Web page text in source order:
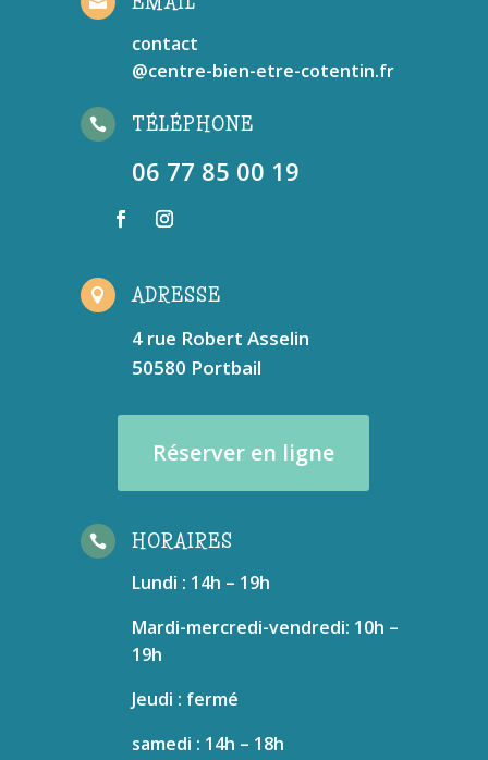
contact
@centre-bien-etre-cotentin.fr
 TÉLÉPHONE
06 77 85 00 19
 ADRESSE
4 rue Robert Asselin
50580 Portbail
Réserver en ligne
 HORAIRES
Lundi : 14h – 19h
Mardi-mercredi-vendredi: 10h –
19h
Jeudi : fermé
samedi : 14h – 18h